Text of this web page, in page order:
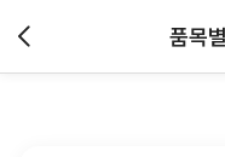
품목